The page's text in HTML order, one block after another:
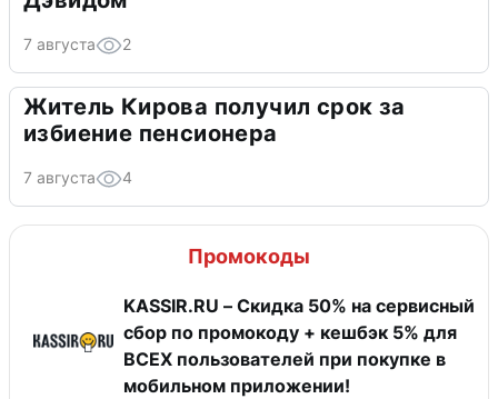
7 августа 2
Житель Кирова получил срок за
избиение пенсионера
7 августа 4
Промокоды
KASSIR.RU – Скидка 50% на сервисный
сбор по промокоду + кешбэк 5% для
ВСЕХ пользователей при покупке в
мобильном приложении!